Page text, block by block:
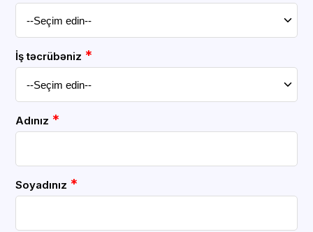
İş təcrübəniz *
Adınız *
Soyadınız *